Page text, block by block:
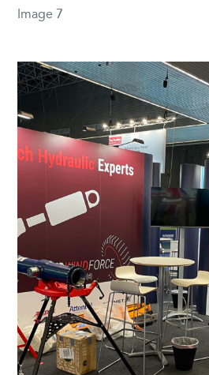
Image 7